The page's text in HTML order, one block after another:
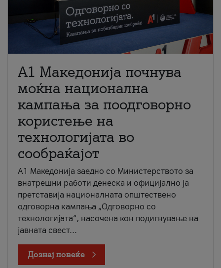
A1 Македонија почнува
моќна национална
кампања за поодговорно
користење на
технологијата во
сообраќајот
A1 Македонија заедно со Министерството за
внатрешни работи денеска и официјално ја
претставија националната општествено
одговорна кампања „Одговорно со
технологијата“, насочена кон подигнување на
јавната свест...
Дознај повеќе